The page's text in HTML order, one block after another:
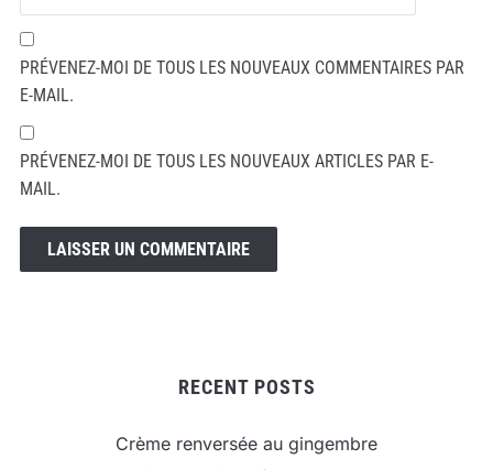
PRÉVENEZ-MOI DE TOUS LES NOUVEAUX COMMENTAIRES PAR
E-MAIL.
PRÉVENEZ-MOI DE TOUS LES NOUVEAUX ARTICLES PAR E-
MAIL.
RECENT POSTS
Crème renversée au gingembre